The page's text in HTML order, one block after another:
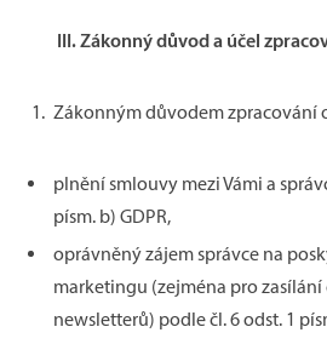
III.Zákonný důvod a účel
Zákonným důvodem zpracování
plnění smlouvy mezi Vámi a
písm. b) GDPR,
oprávněný zájem správce na
marketingu (zejména pro
newsletterů) podle čl. 6 odst. 1